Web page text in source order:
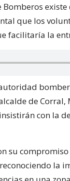
Bomberos
que los
facilitaría la
de
con la
su
la